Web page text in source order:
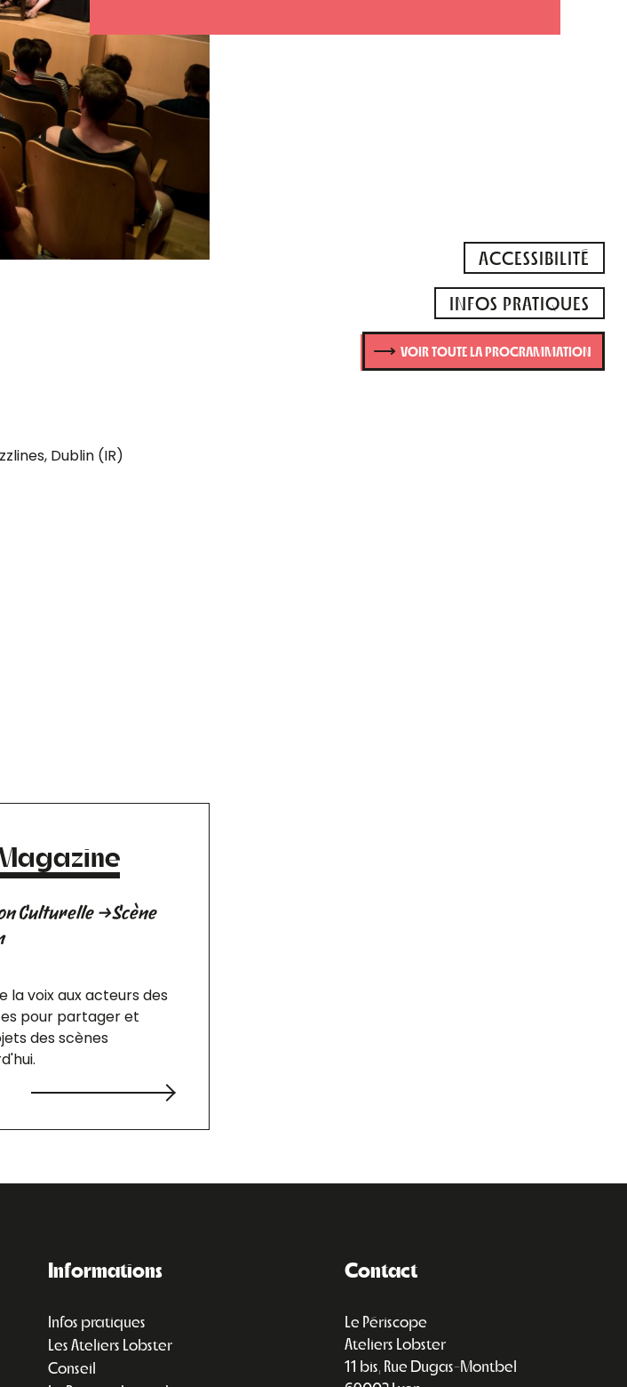
Dublin (IR)
Culturelle →Scène
la voix aux acteurs des
pour partager et
des scènes
ACCESSIBILITÉ
INFOS PRATIQUES
VOIR TOUTE LA PROGRAMMATION
Informations
Infos pratiques
Les Ateliers Lobster
Conseil
Contact
Le Périscope
Ateliers Lobster
11 bis, Rue Dugas-Montbel